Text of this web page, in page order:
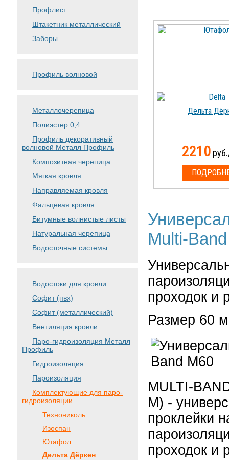
Профлист
Штакетник металлический
Заборы
Профиль волновой
Металлочерепица
Полиэстер 0,4
Профиль декоративный
волновой Металл Профиль
Композитная черепица
Мягкая кровля
Направляемая кровля
Фальцевая кровля
Битумные волнистые листы
Натуральная черепица
Водосточные системы
Водостоки для кровли
Софит (пвх)
Софит (металлический)
Вентиляция кровли
Паро-гидроизоляция Металл
Профиль
Гидроизоляция
Пароизоляция
Комплектующие для паро-
гидроизоляции
Технониколь
Изоспан
Ютафол
Дельта Дёркен
Дельта
2210
Multi-
проходок и
Размер 60
MULTI-
М) -
проклейки
проходок и